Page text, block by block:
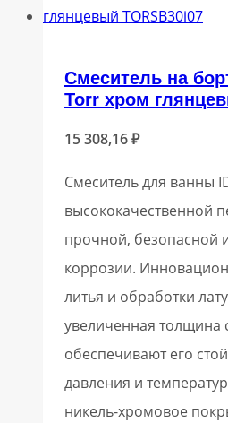
Смеситель на
Torr хром
15 308,16₽
Смеситель для ванны
высококачественной
прочной, безопасной
коррозии.
литья и обработки
увеличенная толщина
обеспечивают его
давления и
никель-хромовое